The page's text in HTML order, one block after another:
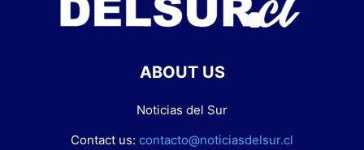
ABOUT US
Noticias del Sur
Contact us: contacto@noticiasdelsur.cl